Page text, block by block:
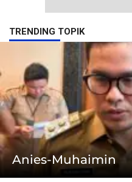
TRENDING TOPIK
Anies-Muhaimin